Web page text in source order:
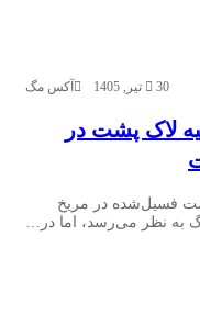
آکس مگ 30 تیر, 1405
لاک پشت در
فسیل‌شده در مریخ
نظر می‌رسد، اما در…